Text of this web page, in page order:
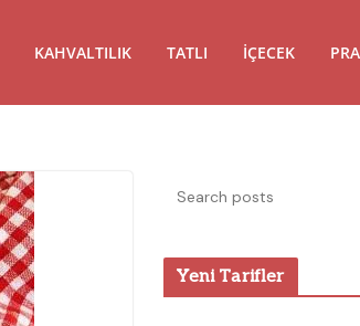
KAHVALTILIK TATLI İÇECEK
Yeni Tarifler